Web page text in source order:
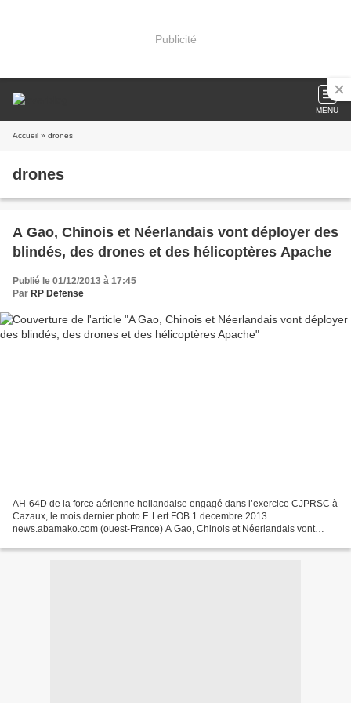
Publicité
MENU
Accueil » drones
drones
A Gao, Chinois et Néerlandais vont déployer des
blindés, des drones et des hélicoptères Apache
Publié le 01/12/2013 à 17:45
Par RP Defense
AH-64D de la force aérienne hollandaise engagé dans l’exercice CJPRSC à
Cazaux, le mois dernier photo F. Lert FOB 1 decembre 2013
news.abamako.com (ouest-France) A Gao, Chinois et Néerlandais vont